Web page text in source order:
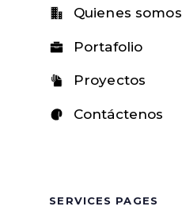
Quienes somos
Portafolio
Proyectos
Contáctenos
SERVICES PAGES